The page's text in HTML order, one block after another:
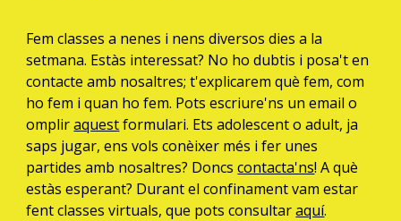
Fem classes a nenes i nens diversos dies a la
setmana. Estàs interessat? No ho dubtis i posa't en
contacte amb nosaltres; t'explicarem què fem, com
ho fem i quan ho fem. Pots escriure'ns un email o
ompliraquestformulari. Ets adolescent o adult, ja
saps jugar, ens vols conèixer més i fer unes
partides amb nosaltres? Doncscontacta'ns! A què
estàs esperant? Durant el confinament vam estar
fent classes virtuals, que pots consultaraquí.